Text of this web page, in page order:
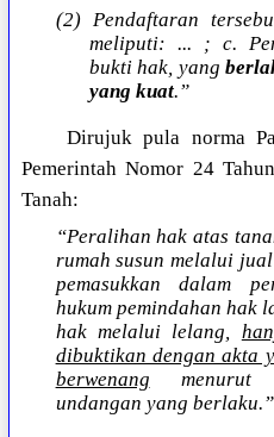
(2) Pendaftaran
meliputi: ... ; c.
bukti hak, yang
yang kuat.”
Dirujuk pula norma
Pemerintah Nomor 24
Tanah:
“Peralihan hak atas
rumah susun melalui
pemasukkan dalam
hukum pemindahan hak
hak melalui lelang,
dibuktikan dengan akta
berwenang menurut
undangan yang berlaku.”